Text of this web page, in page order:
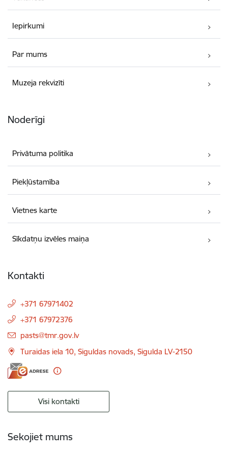
Iepirkumi
Par mums
Muzeja rekvizīti
Noderīgi
Privātuma politika
Piekļūstamība
Vietnes karte
Sīkdatņu izvēles maiņa
Kontakti
+371 67971402
+371 67972376
E-pasts:
pasts@tmr.gov.lv
Turaidas iela 10, Siguldas novads, Sigulda LV-2150
Visi kontakti
Sekojiet mums